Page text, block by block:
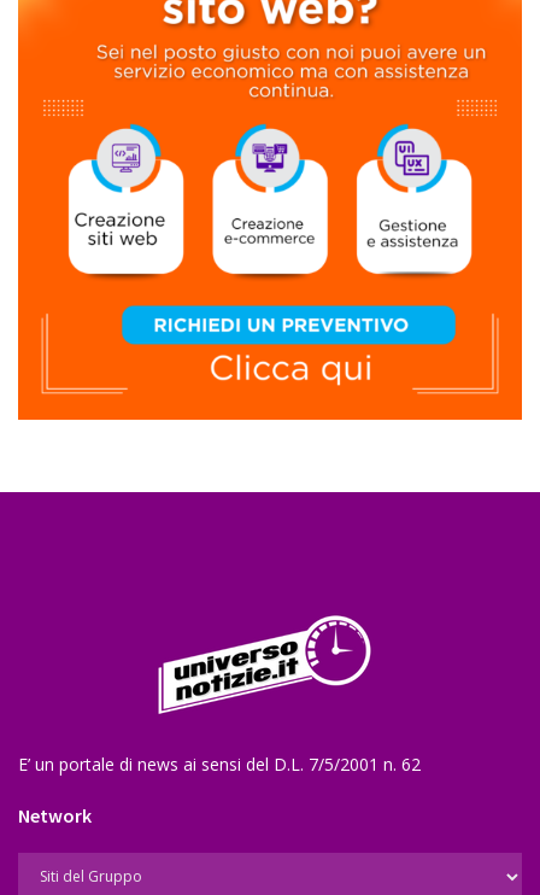
E’ un portale di news ai sensi del D.L. 7/5/2001 n. 62
Network